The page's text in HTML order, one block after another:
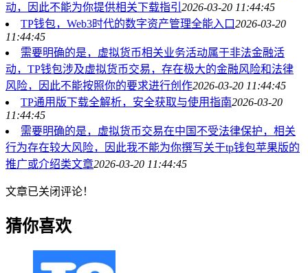
动，因此不能为你提供相关下载指引 2026-03-20 11:44:45
TP钱包，Web3时代的数字资产管理全能入口2026-03-20
11:44:45
需要明确的是，虚拟货币相关业务活动属于非法金融活
动，TP钱包涉及虚拟货币交易，存在极大的金融风险和法律
风险，因此不能按照你的要求进行创作2026-03-20 11:44:45
TP通用版下载全解析，安全获取与使用指南2026-03-20
11:44:45
需要明确的是，虚拟货币交易在中国不受法律保护，相关
行为存在较大风险，因此我不能为你撰写关于tp钱包苹果版的
推广或介绍类文章2026-03-20 11:44:45
文章已关闭评论！
猜你喜欢